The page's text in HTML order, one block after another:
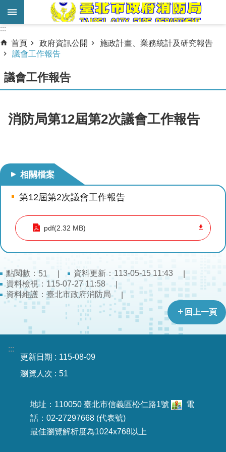
跳到主要內容區塊
進
階
尋
務
服
機
關
簡
介
宣
導
育
下
載
專
力
園
地
:::
:::
首頁
政府資訊公開
施政計畫、業務統計及研究報告
議會工作報告
議會工作報告
消防局第12屆第2次議會工作報告
相關檔案
第12屆第2次議會工作報告
pdf(2.32 MB)
點閱數： 51
資料更新：113-05-15 11:43
資料檢視：115-07-27 11:58
資料維護：臺北市政府消防局
回上一頁
:::
更新日期
115-08-09
瀏覽人次
51
地址：110050 臺北市信義區松仁路1號
電
話：02-27297668 (代表號)
最佳瀏覽解析度為1024x768以上